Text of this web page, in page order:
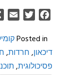
Facebook
Posted in
דיכאון,חרדות,
פסיכולוגית,